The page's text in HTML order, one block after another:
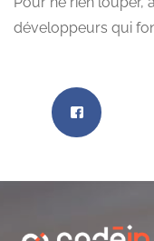
développeurs qui